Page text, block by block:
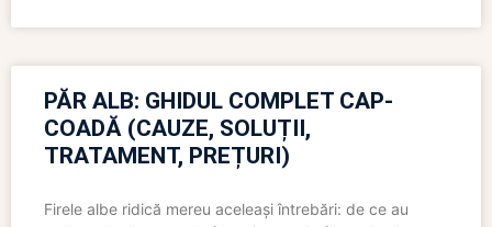
PĂR ALB: GHIDUL COMPLET CAP-
COADĂ (CAUZE, SOLUȚII,
TRATAMENT, PREȚURI)
Firele albe ridică mereu aceleași întrebări: de ce au